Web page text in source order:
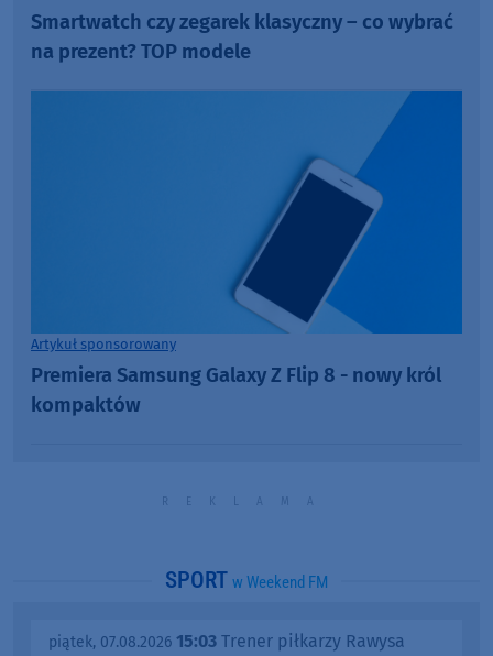
Smartwatch czy zegarek klasyczny – co wybrać
na prezent? TOP modele
Artykuł sponsorowany
Premiera Samsung Galaxy Z Flip 8 - nowy król
kompaktów
SPORT w Weekend FM
piątek, 07.08.2026 15:03 Trener piłkarzy Rawysa